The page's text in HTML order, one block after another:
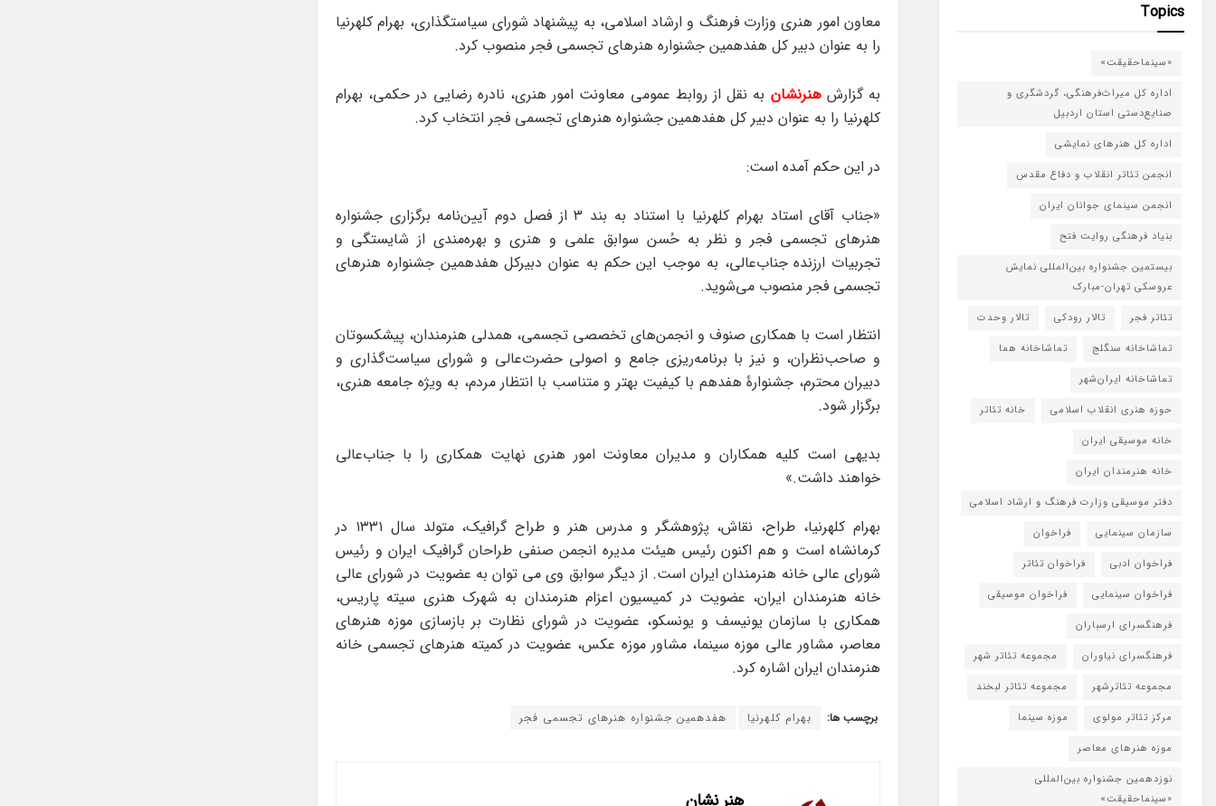
معاون امور هنری وزارت فرهنگ و ارشاد اسلامی، به پیشنهاد شورای سیاستگذاری، بهرام کلهرنیا
را به عنوان دبیر کل هفدهمین جشنواره هنرهای تجسمی فجر منصوب کرد.
به گزارشهنرنشان به نقل از روابط عمومی معاونت امور هنری، نادره رضایی در حکمی، بهرام
کلهرنیا را به عنوان دبیر کل هفدهمین جشنواره هنرهای تجسمی فجر انتخاب کرد. ‌
در این حکم آمده است:
«جناب آقای استاد بهرام کلهرنیا با استناد به بند ۳ از فصل دوم آیین‌نامه برگزاری جشنواره
هنرهای تجسمی فجر و نظر به حُسن سوابق علمی و هنری و بهره‌مندی از شایستگی و
تجربیات ارزنده جناب‌عالی، به ‌موجب این حکم به ‌عنوان دبیرکل هفدهمین جشنواره هنرهای
تجسمی فجر منصوب می‌شوید.
انتظار است با همکاری صنوف و انجمن‌های تخصصی تجسمی، همدلی هنرمندان، پیشکسوتان
و صاحب‌نظران، و نیز با برنامه‌ریزی جامع و اصولی حضرت‌عالی و شورای سیاست‌گذاری و
دبیران محترم، جشنوارۀ هفدهم با کیفیت بهتر و متناسب با انتظار مردم، به‌ ویژه جامعه هنری،
برگزار شود.
بدیهی است کلیه همکاران و مدیران معاونت امور هنری نهایت همکاری را با جناب‌عالی
خواهند داشت.»
بهرام کلهرنیا، طراح، نقاش، پژوهشگر و مدرس هنر و طراح گرافیک، متولد سال ١٣٣١ در
کرمانشاه است و هم اکنون رئیس هیئت مدیره انجمن صنفی طراحان گرافیک ایران و رئیس
شورای عالی خانه هنرمندان ایران است. از دیگر سوابق وی می توان به عضویت در شورای عالی
خانه هنرمندان ایران، عضویت در کمیسیون اعزام هنرمندان به شهرک هنری سیته پاریس،
همکاری با سازمان یونیسف و یونسکو، عضویت در شورای نظارت بر بازسازی موزه هنرهای
معاصر، مشاور عالی موزه سینما، مشاور موزه عکس، عضویت در کمیته هنرهای تجسمی خانه
هنرمندان ایران اشاره کرد.
برچسب ها: بهرام کلهرنیا هفدهمین جشنواره هنرهای تجسمی فجر
هنر نشان
Topics
«سینماحقیقت»
اداره کل میراث‌فرهنگی، گردشگری و
صنایع‌دستی استان اردبیل
اداره کل هنرهای نمایشی
انجمن تئاتر انقلاب و دفاع مقدس
انجمن سینمای جوانان ایران
بنیاد فرهنگی روایت فتح
بیستمین جشنواره بین‌المللی نمایش
عروسکی تهران-مبارک
تئاتر فجر
تالار رودکی
تالار وحدت
تماشاخانه سنگلج
تماشاخانه هما
تماشاخانه‌ ایران‌شهر
حوزه هنری انقلاب اسلامی
خانه تئاتر
خانه موسیقی ایران
خانه هنرمندان ایران
دفتر موسیقی وزارت فرهنگ و ارشاد اسلامی
سازمان سینمایی
فراخوان
فراخوان ادبی
فراخوان تئاتر
فراخوان سینمایی
فراخوان موسیقی
فرهنگسرای ارسباران
فرهنگسرای نیاوران
مجموعه تئاتر شهر
مجموعه تئاترشهر
مجموعه تئاتر لبخند
مرکز تئاتر مولوی
موزه سینما
موزه هنرهای معاصر
نوزدهمین جشنواره بین‌المللی
«سینماحقیقت»